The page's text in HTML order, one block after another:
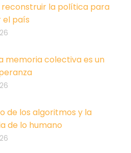
reconstruir la política para
el país
memoria colectiva es un
de los algoritmos y la
de lo humano